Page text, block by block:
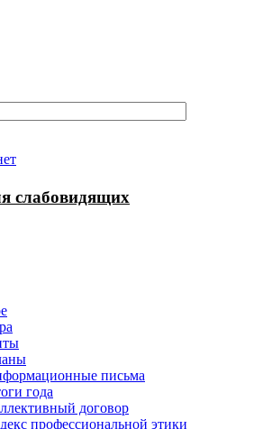
слабовидящих
письма
года
договор
профессиональной этики